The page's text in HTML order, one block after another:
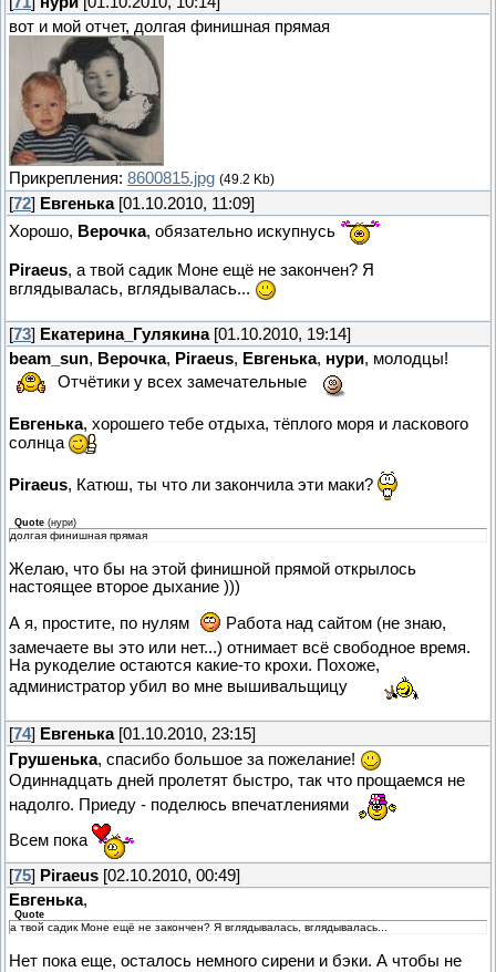
вот и мой отчет, долгая финишная прямая
Прикрепления: 8600815.jpg (49.2 Kb)
[72] Евгенька[01.10.2010, 11:09]
Хорошо, Верочка, обязательно искупнусь
Piraeus, а твой садик Моне ещё не закончен? Я
вглядывалась, вглядывалась...
[73] Екатерина_Гулякина[01.10.2010, 19:14]
beam_sun, Верочка, Piraeus, Евгенька, нури, молодцы!
Отчётики у всех замечательные
Евгенька, хорошего тебе отдыха, тёплого моря и ласкового
солнца
Piraeus, Катюш, ты что ли закончила эти маки?
Quote (нури)
долгая финишная прямая
Желаю, что бы на этой финишной прямой открылось
настоящее второе дыхание )))
А я, простите, по нулям
Работа над сайтом (не знаю,
замечаете вы это или нет...) отнимает всё свободное время.
На рукоделие остаются какие-то крохи. Похоже,
администратор убил во мне вышивальщицу
[74] Евгенька[01.10.2010, 23:15]
Грушенька, спасибо большое за пожелание!
Одиннадцать дней пролетят быстро, так что прощаемся не
надолго. Приеду - поделюсь впечатлениями
Всем пока
[75] Piraeus [02.10.2010, 00:49]
Евгенька,
Quote
а твой садик Моне ещё не закончен? Я вглядывалась, вглядывалась...
Нет пока еще, осталось немного сирени и бэки. А чтобы не